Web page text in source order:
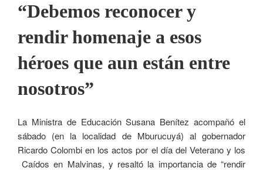
“Debemos reconocer y
rendir homenaje a esos
héroes que aun están entre
nosotros”
La Ministra de Educación Susana Benítez acompañó el
sábado (en la localidad de Mburucuyá) al gobernador
Ricardo Colombi en los actos por el día del Veterano y los
Caídos en Malvinas, y resaltó la importancia de “rendir